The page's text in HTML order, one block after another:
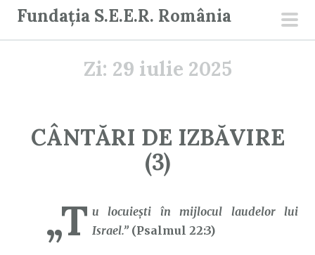
Fundația S.E.E.R. România
Zi: 29 iulie 2025
CÂNTĂRI DE IZBĂVIRE
(3)
„T u locuieşti în mijlocul laudelor lui
Israel.” (Psalmul 22:3)